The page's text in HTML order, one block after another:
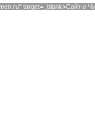
target=_blank>Сайт о